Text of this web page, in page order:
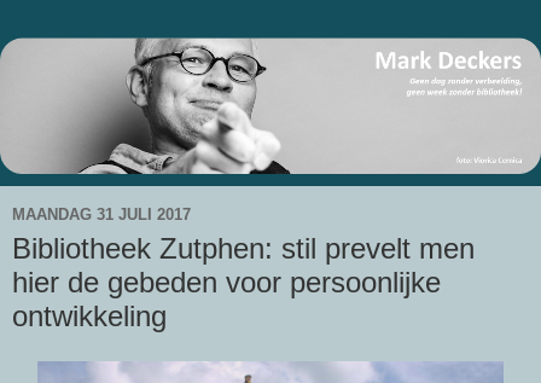
MAANDAG 31 JULI 2017
Bibliotheek Zutphen: stil prevelt men
hier de gebeden voor persoonlijke
ontwikkeling